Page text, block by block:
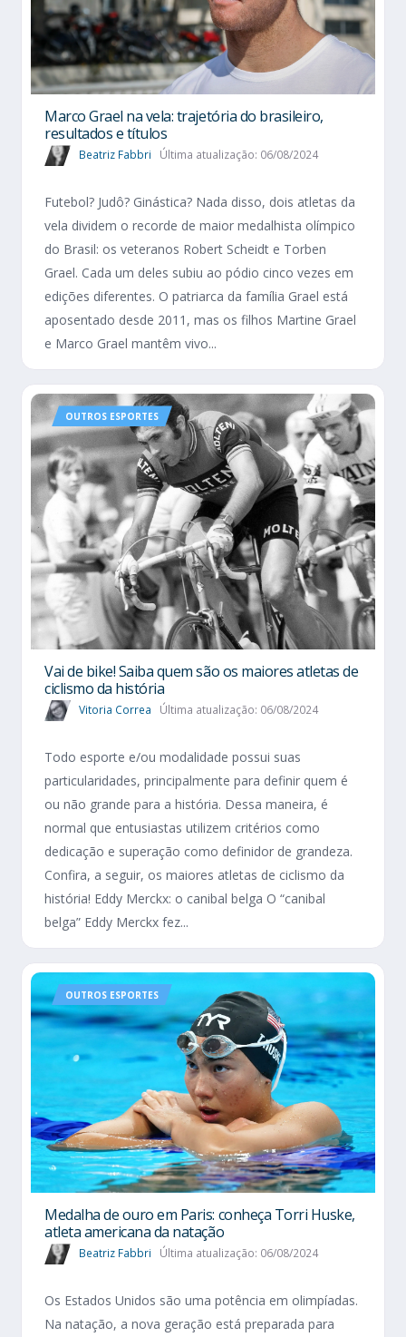
Marco Grael na vela: trajetória do brasileiro,
resultados e títulos
Beatriz Fabbri Última atualização: 06/08/2024
Futebol? Judô? Ginástica? Nada disso, dois atletas da
vela dividem o recorde de maior medalhista olímpico
do Brasil: os veteranos Robert Scheidt e Torben
Grael. Cada um deles subiu ao pódio cinco vezes em
edições diferentes. O patriarca da família Grael está
aposentado desde 2011, mas os filhos Martine Grael
e Marco Grael mantêm vivo...
OUTROS ESPORTES
Vai de bike! Saiba quem são os maiores atletas de
ciclismo da história
Vitoria Correa Última atualização: 06/08/2024
Todo esporte e/ou modalidade possui suas
particularidades, principalmente para definir quem é
ou não grande para a história. Dessa maneira, é
normal que entusiastas utilizem critérios como
dedicação e superação como definidor de grandeza.
Confira, a seguir, os maiores atletas de ciclismo da
história! Eddy Merckx: o canibal belga O “canibal
belga” Eddy Merckx fez...
OUTROS ESPORTES
Medalha de ouro em Paris: conheça Torri Huske,
atleta americana da natação
Beatriz Fabbri Última atualização: 06/08/2024
Os Estados Unidos são uma potência em olimpíadas.
Na natação, a nova geração está preparada para